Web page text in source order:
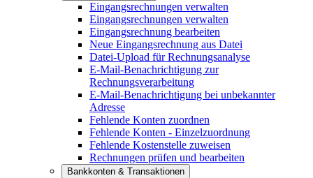
Eingangsrechnungen verwalten
Eingangsrechnungen verwalten
Eingangsrechnung bearbeiten
Neue Eingangsrechnung aus Datei
Datei-Upload für Rechnungsanalyse
E-Mail-Benachrichtigung zur
Rechnungsverarbeitung
E-Mail-Benachrichtigung bei unbekannter
Adresse
Fehlende Konten zuordnen
Fehlende Konten - Einzelzuordnung
Fehlende Kostenstelle zuweisen
Rechnungen prüfen und bearbeiten
Bankkonten & Transaktionen